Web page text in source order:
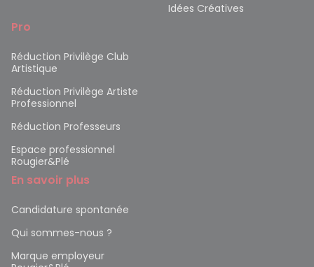
Idées Créatives
Pro
Réduction Privilège Club
Artistique
Réduction Privilège Artiste
Professionnel
Réduction Professeurs
Espace professionnel
Rougier&Plé
En savoir plus
Candidature spontanée
Qui sommes-nous ?
Marque employeur